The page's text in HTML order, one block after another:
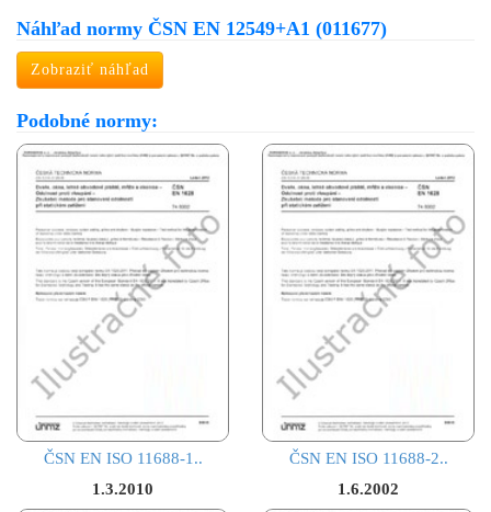
Náhľad normy ČSN EN 12549+A1 (011677)
Zobraziť náhľad
Podobné normy:
ČSN EN ISO 11688-1..
1.3.2010
ČSN EN ISO 11688-2..
1.6.2002